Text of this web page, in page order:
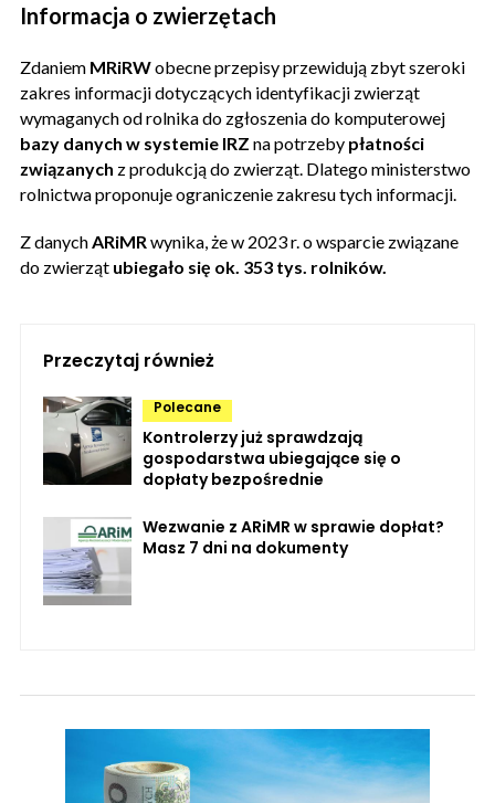
Informacja o zwierzętach
Zdaniem MRiRWobecne przepisy przewidują zbyt szeroki
zakres informacji dotyczących identyfikacji zwierząt
wymaganych od rolnika do zgłoszenia do komputerowej
bazy danych w systemie IRZ na potrzeby płatności
związanych z produkcją do zwierząt. Dlatego ministerstwo
rolnictwa proponuje ograniczenie zakresu tych informacji.
Z danych ARiMR wynika, że w 2023 r. o wsparcie związane
do zwierząt ubiegało się ok. 353 tys. rolników.
Przeczytaj również
Polecane
Kontrolerzy już sprawdzają
gospodarstwa ubiegające się o
dopłaty bezpośrednie
Wezwanie z ARiMR w sprawie dopłat?
Masz 7 dni na dokumenty